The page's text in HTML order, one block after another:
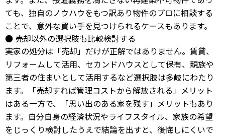
ても、独自のノウハウをもつ訳あり物件のプロに相談する
ことで、意外な買い手を見つけられるケースもあります。
● 売却以外の選択肢も比較検討する
実家の処分は「売却」だけが正解ではありません。賃貸、
リフォームして活用、セカンドハウスとして保有、親族や
第三者の住まいとして活用するなど選択肢は多岐にわたり
ます。「売却すれば管理コストから解放される」メリット
はある一方で、「思い出のある家を残す」メリットもあり
ます。自分自身の経済状況やライフスタイル、家族の希望
をじっくり検討したうえで結論を出すと、後悔しにくいで